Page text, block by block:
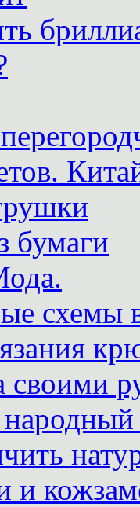
бумаги
схемы
своими
и